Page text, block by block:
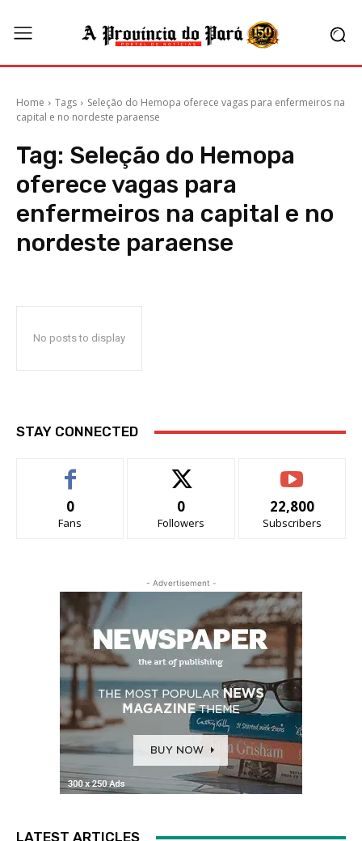
Home Tags
Seleção do Hemopa oferece vagas para enfermeiros na
capital e no nordeste paraense
Tag: Seleção do Hemopa
oferece vagas para
enfermeiros na capital e no
nordeste paraense
No posts to display
STAY CONNECTED
0
Fans
0
Followers
22,800
Subscribers
- Advertisement -
LATEST ARTICLES